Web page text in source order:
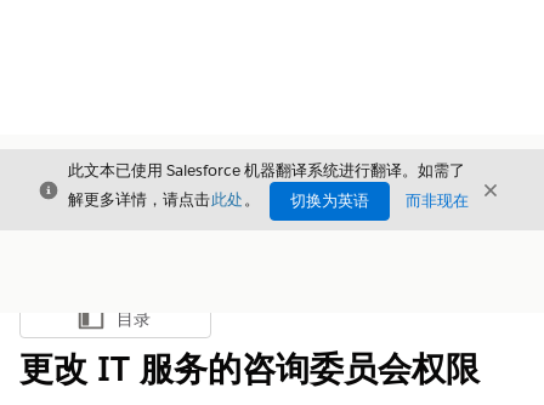
关闭
此文本已使用 Salesforce 机器翻译系统进行翻译。如需了
解更多详情，请点击此处。 切换为英语 而非现在 关闭
显示目录
目录
更改 IT 服务的咨询委员会权限